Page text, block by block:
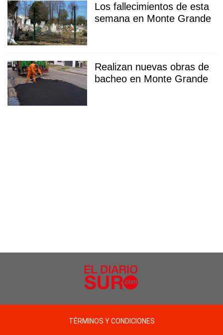
Los fallecimientos de esta
semana en Monte Grande
Realizan nuevas obras de
bacheo en Monte Grande
TÉRMINOS Y CONDICIONES